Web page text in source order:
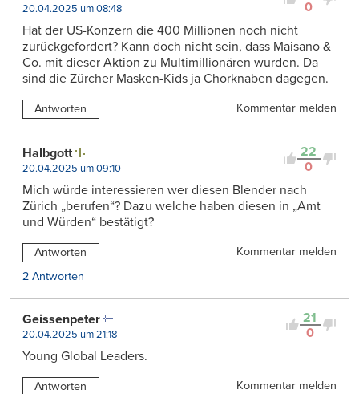
0
20.04.2025 um 08:48
Hat der US-Konzern die 400 Millionen noch nicht
zurückgefordert? Kann doch nicht sein, dass Maisano &
Co. mit dieser Aktion zu Multimillionären wurden. Da
sind die Zürcher Masken-Kids ja Chorknaben dagegen.
Antworten Kommentar melden
22
0
Halbgott
20.04.2025 um 09:10
Mich würde interessieren wer diesen Blender nach
Zürich „berufen“? Dazu welche haben diesen in „Amt
und Würden“ bestätigt?
Antworten
Kommentar melden
2 Antworten
21
0
Geissenpeter
20.04.2025 um 21:18
Young Global Leaders.
Antworten Kommentar melden